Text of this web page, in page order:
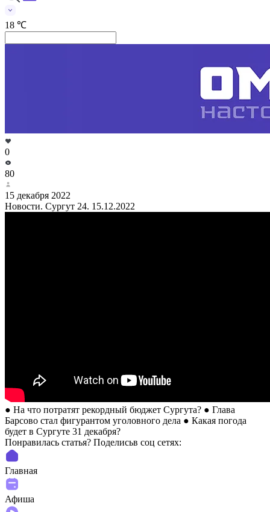
18 ℃
0
80
15 декабря 2022
Новости. Сургут 24. 15.12.2022
● На что потратят рекордный бюджет Сургута? ● Глава
Барсово стал фигурантом уголовного дела ● Какая погода
будет в Сургуте 31 декабря?
Понравилась статья? Поделиcьв соц сетях:
Главная
Афиша